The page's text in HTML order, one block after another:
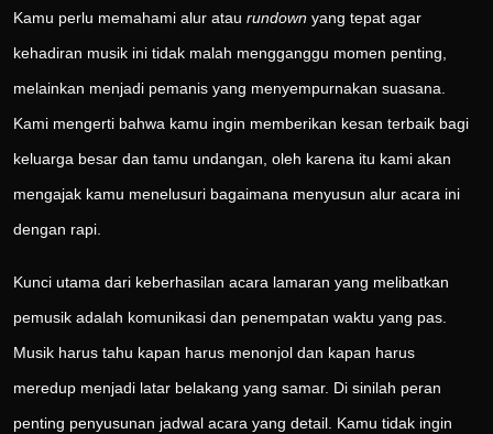
Kamu perlu memahami alur atau rundown yang tepat agar
kehadiran musik ini tidak malah mengganggu momen penting,
melainkan menjadi pemanis yang menyempurnakan suasana.
Kami mengerti bahwa kamu ingin memberikan kesan terbaik bagi
keluarga besar dan tamu undangan, oleh karena itu kami akan
mengajak kamu menelusuri bagaimana menyusun alur acara ini
dengan rapi.
Kunci utama dari keberhasilan acara lamaran yang melibatkan
pemusik adalah komunikasi dan penempatan waktu yang pas.
Musik harus tahu kapan harus menonjol dan kapan harus
meredup menjadi latar belakang yang samar. Di sinilah peran
penting penyusunan jadwal acara yang detail. Kamu tidak ingin